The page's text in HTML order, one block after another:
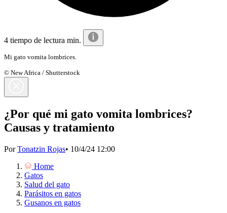
4 tiempo de lectura min.
Mi gato vomita lombrices.
© New Africa / Shutterstock
¿Por qué mi gato vomita lombrices?
Causas y tratamiento
PorTonatzin Rojas• 10/4/24 12:00
Home
Gatos
Salud del gato
Parásitos en gatos
Gusanos en gatos